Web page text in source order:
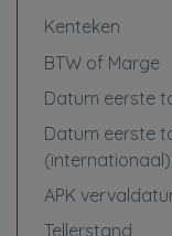
de details.
≥ 4 mm)
*Gratis
Kenteken
BTW of Marge
Datum eerste
Datum eerste
(internationaal)
APK
Tellerstand